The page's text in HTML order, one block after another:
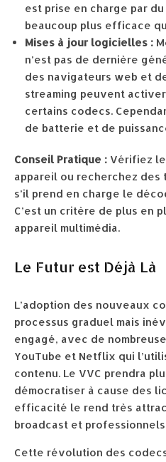
est prise en charge par
beaucoup plus efficace
Mises à jour logicielles :
n’est pas de dernière
des navigateurs web et
streaming peuvent
certains codecs.
de batterie et de
Conseil Pratique : Vérifiez
appareil ou recherchez
s’il prend en charge le
C’est un critère de plus en
appareil multimédia.
Le Futur est Déjà Là
L’adoption des nouveaux
processus graduel mais
engagé, avec de
YouTube et Netflix qui
contenu. Le VVC prendra
démocratiser à cause des
efficacité le rend très
broadcast et
Cette révolution des